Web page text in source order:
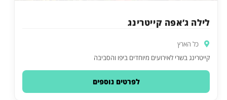
לילה ג’אפה קייטרינג
כל הארץ
קייטרינג בשרי לאירועים מיוחדים ביפו והסביבה
לפרטים נוספים